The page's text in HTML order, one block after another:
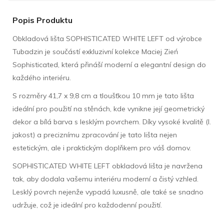
Popis Produktu
Obkladová lišta SOPHISTICATED WHITE LEFT od výrobce
Tubadzin je součástí exkluzivní kolekce Maciej Zień
Sophisticated, která přináší moderní a elegantní design do
každého interiéru.
S rozměry 41,7 x 9,8 cm a tloušťkou 10 mm je tato lišta
ideální pro použití na stěnách, kde vynikne její geometrický
dekor a bílá barva s lesklým povrchem. Díky vysoké kvalitě (I.
jakost) a preciznímu zpracování je tato lišta nejen
estetickým, ale i praktickým doplňkem pro váš domov.
SOPHISTICATED WHITE LEFT obkladová lišta je navržena
tak, aby dodala vašemu interiéru moderní a čistý vzhled.
Lesklý povrch nejenže vypadá luxusně, ale také se snadno
udržuje, což je ideální pro každodenní použití.